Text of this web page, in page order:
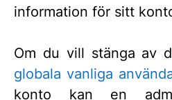
information för sitt
Om du vill stänga av
globala vanliga
konto kan en